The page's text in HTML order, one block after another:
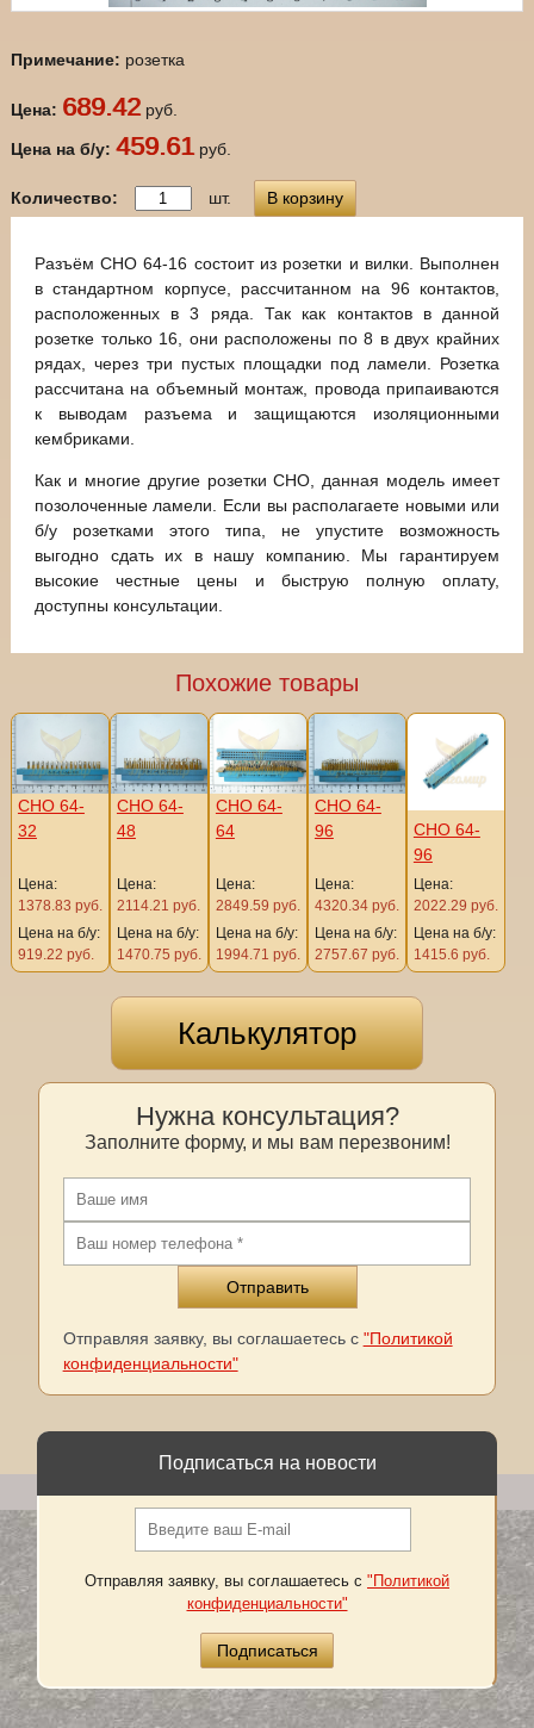
Примечание: розетка
Цена: 689.42руб.
Цена на б/у: 459.61руб.
Количество: шт. В корзину
Разъём СНО 64-16 состоит из розетки и вилки. Выполнен
в стандартном корпусе, рассчитанном на 96 контактов,
расположенных в 3 ряда. Так как контактов в данной
розетке только 16, они расположены по 8 в двух крайних
рядах, через три пустых площадки под ламели. Розетка
рассчитана на объемный монтаж, провода припаиваются
к выводам разъема и защищаются изоляционными
кембриками.
Как и многие другие розетки СНО, данная модель имеет
позолоченные ламели. Если вы располагаете новыми или
б/у розетками этого типа, не упустите возможность
выгодно сдать их в нашу компанию. Мы гарантируем
высокие честные цены и быструю полную оплату,
доступны консультации.
Похожие товары
СНО 64-
32
Цена:
1378.83 руб.
Цена на б/у:
919.22 руб.
СНО 64-
48
Цена:
2114.21 руб.
Цена на б/у:
1470.75 руб.
СНО 64-
64
Цена:
2849.59 руб.
Цена на б/у:
1994.71 руб.
СНО 64-
96
Цена:
4320.34 руб.
Цена на б/у:
2757.67 руб.
СНО 64-
96
Цена:
2022.29 руб.
Цена на б/у:
1415.6 руб.
Калькулятор
Нужна консультация?
Заполните форму, и мы вам перезвоним!
Отправляя заявку, вы соглашаетесь с "Политикой
конфиденциальности"
Подписаться на новости
Отправляя заявку, вы соглашаетесь с "Политикой
конфиденциальности"